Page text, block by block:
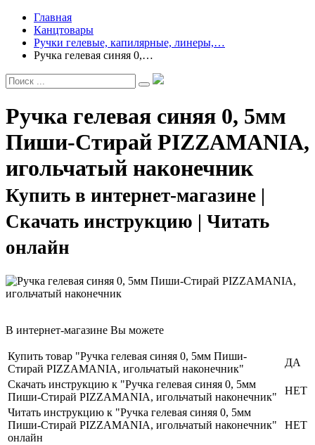
Главная
Канцтовары
Ручки гелевые, капилярные, линеры,…
Ручка гелевая синяя 0,…
Ручка гелевая синяя 0, 5мм
Пиши-Стирай PIZZAMANIA,
игольчатый наконечник
Купить в интернет-магазине |
Скачать инструкцию | Читать
онлайн
В интернет-магазине Вы можете
Купить товар "Ручка гелевая синяя 0, 5мм Пиши-
Стирай PIZZAMANIA, игольчатый наконечник"
ДА
Скачать инструкцию к "Ручка гелевая синяя 0, 5мм
Пиши-Стирай PIZZAMANIA, игольчатый наконечник"
НЕТ
Читать инструкцию к "Ручка гелевая синяя 0, 5мм
Пиши-Стирай PIZZAMANIA, игольчатый наконечник"
онлайн
НЕТ